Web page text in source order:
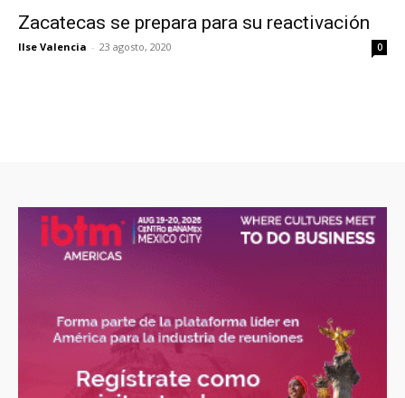
Zacatecas se prepara para su reactivación
Ilse Valencia - 23 agosto, 2020 0